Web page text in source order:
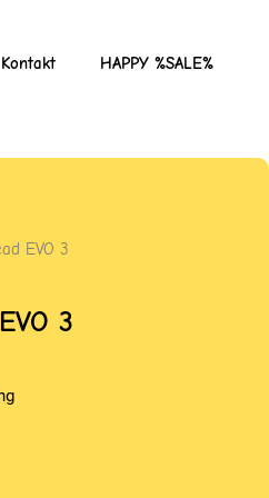
Kontakt HAPPY %SALE%
EVO 3
3